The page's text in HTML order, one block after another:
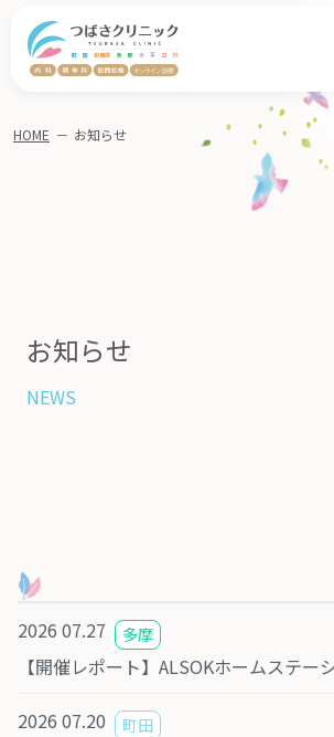
お知らせ
NEWS
HOME － お知らせ
2026 07.27 多摩
2026 07.20 町田